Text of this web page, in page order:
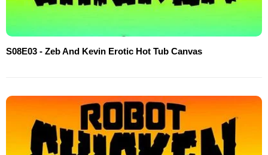
S08E03 - Zeb And Kevin Erotic Hot Tub Canvas